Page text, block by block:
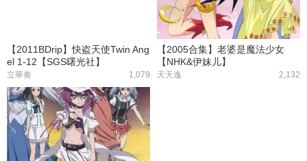
【2011BDrip】快盗天使Twin Ang
el 1-12【SGS曙光社】
1,079
立華奏
【2005合集】老婆是魔法少女
【NHK&伊妹儿】
2,132
天天逸